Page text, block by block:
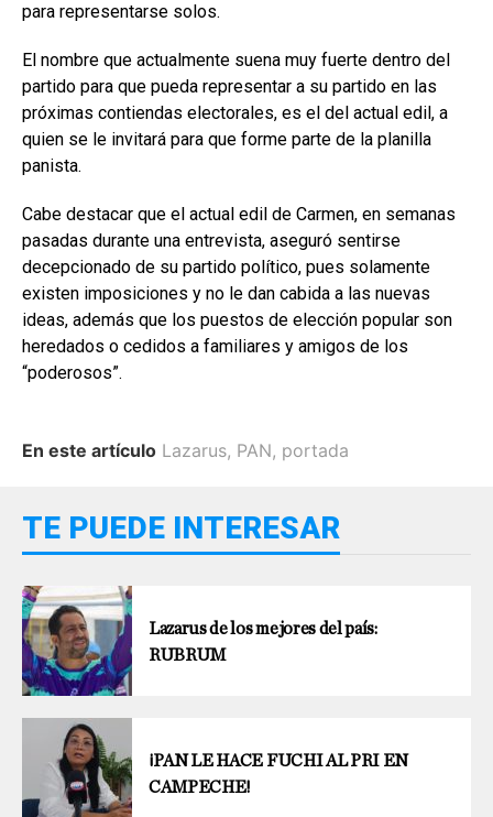
para representarse solos.
El nombre que actualmente suena muy fuerte dentro del
partido para que pueda representar a su partido en las
próximas contiendas electorales, es el del actual edil, a
quien se le invitará para que forme parte de la planilla
panista.
Cabe destacar que el actual edil de Carmen, en semanas
pasadas durante una entrevista, aseguró sentirse
decepcionado de su partido político, pues solamente
existen imposiciones y no le dan cabida a las nuevas
ideas, además que los puestos de elección popular son
heredados o cedidos a familiares y amigos de los
“poderosos”.
En este artículo Lazarus, PAN, portada
TE PUEDE INTERESAR
Lazarus de los mejores del país:
RUBRUM
¡PAN LE HACE FUCHI AL PRI EN
CAMPECHE!